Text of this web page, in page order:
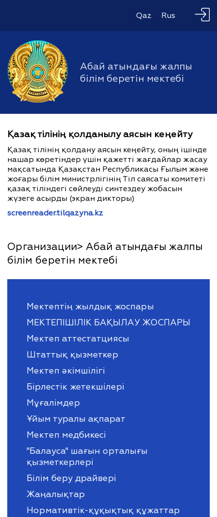
Qaz Rus
Абай атындағы жалпы
білім беретін мектебі
Қазақ тілінің қолданылу аясын кеңейту
Қазақ тілінің қолдану аясын кеңейту, оның ішінде
нашар көретіндер үшін қажетті жағдайлар жасау
мақсатында Қазақстан Республикасы Ғылым және
жоғары білім министрлігінің Тіл саясаты комитеті
қазақ тіліндегі сөйлеуді синтездеу жобасын
жүзеге асырды (экран дикторы)
screenreader.tilqazyna.kz
Организации> Абай атындағы жалпы
білім беретін мектебі
Мектептің жылдық жоспары
МЕКТЕПІШІЛІК БАҚЫЛАУ ЖОСПАРЫ
Мектеп аттестатциясы
Штаттық қызметкер
Мектеп әкімшілігі
Бірлестік жетекшілері
Мұғалімдер
Ұйым туралы ақпарат
Мектеп медбикесі
''Балауса" шағын орталығы
қызметкерлері
Білім беру драйвері
Жаңалықтар
Нормативтік-құқықтық құжаттар